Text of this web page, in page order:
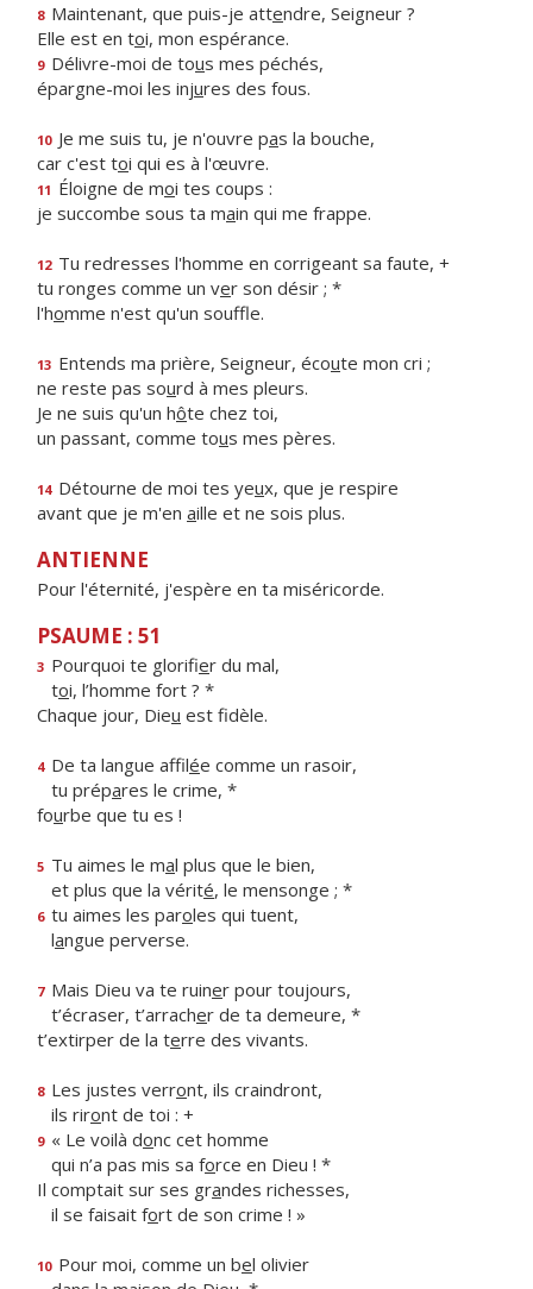
8 Maintenant, que puis-je attendre, Seigneur ?
Elle est en toi, mon espérance.
9 Délivre-moi de tous mes péchés,
épargne-moi les injures des fous.
10 Je me suis tu, je n'ouvre pas la bouche,
car c'est toi qui es à l'œuvre.
11 Éloigne de moi tes coups :
je succombe sous ta main qui me frappe.
12 Tu redresses l'homme en corrigeant sa faute, +
tu ronges comme un ver son désir ; *
l'homme n'est qu'un souffle.
13 Entends ma prière, Seigneur, écoute mon cri ;
ne reste pas sourd à mes pleurs.
Je ne suis qu'un hôte chez toi,
un passant, comme tous mes pères.
14 Détourne de moi tes yeux, que je respire
avant que je m'en aille et ne sois plus.
ANTIENNE
Pour l'éternité, j'espère en ta miséricorde.
PSAUME : 51
3 Pourquoi te glorifier du mal,
toi, l’homme fort ? *
Chaque jour, Dieu est fidèle.
4 De ta langue affilée comme un rasoir,
tu prépares le crime, *
fourbe que tu es !
5 Tu aimes le mal plus que le bien,
et plus que la vérité, le mensonge ; *
6 tu aimes les paroles qui tuent,
langue perverse.
7 Mais Dieu va te ruiner pour toujours,
t’écraser, t’arracher de ta demeure, *
t’extirper de la terre des vivants.
8 Les justes verront, ils craindront,
ils riront de toi : +
9 « Le voilà donc cet homme
qui n’a pas mis sa force en Dieu ! *
Il comptait sur ses grandes richesses,
il se faisait fort de son crime ! »
10 Pour moi, comme un bel olivier